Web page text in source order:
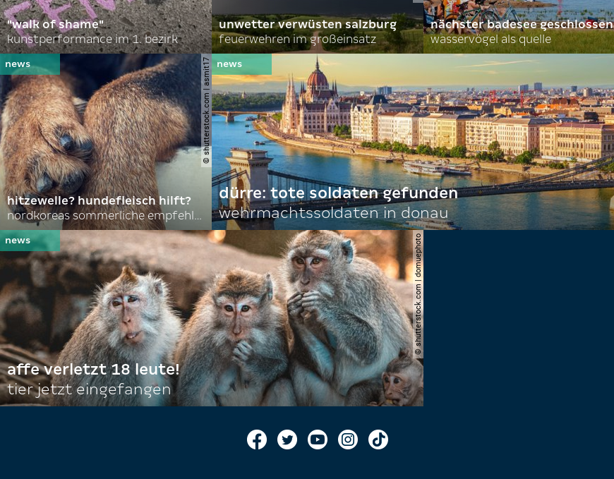
"walk of shame"
kunstperformance im 1. bezirk
unwetter verwüsten salzburg
feuerwehren im großeinsatz
nächster badesee geschlossen
wasservögel als quelle
© shutterstock.com | asmit17
hitzewelle? hundefleisch hilft?
nordkoreas sommerliche empfehlungen
dürre: tote soldaten gefunden
wehrmachtssoldaten in donau
© shutterstock.com | domuephoto
affe verletzt 18 leute!
tier jetzt eingefangen